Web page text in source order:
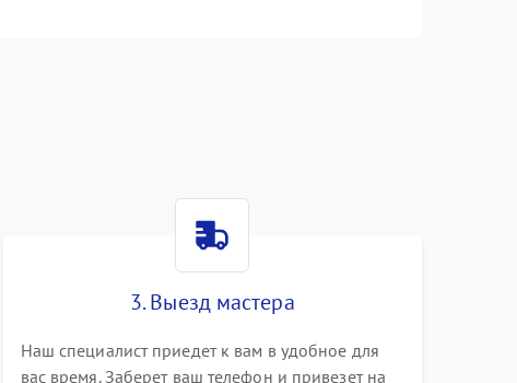
3. Выезд мастера
Наш специалист приедет к вам в удобное для
вас время. Заберет ваш телефон и привезет на